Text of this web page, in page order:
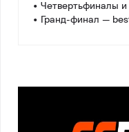
• Четвертьфиналы
• Гранд-финал —